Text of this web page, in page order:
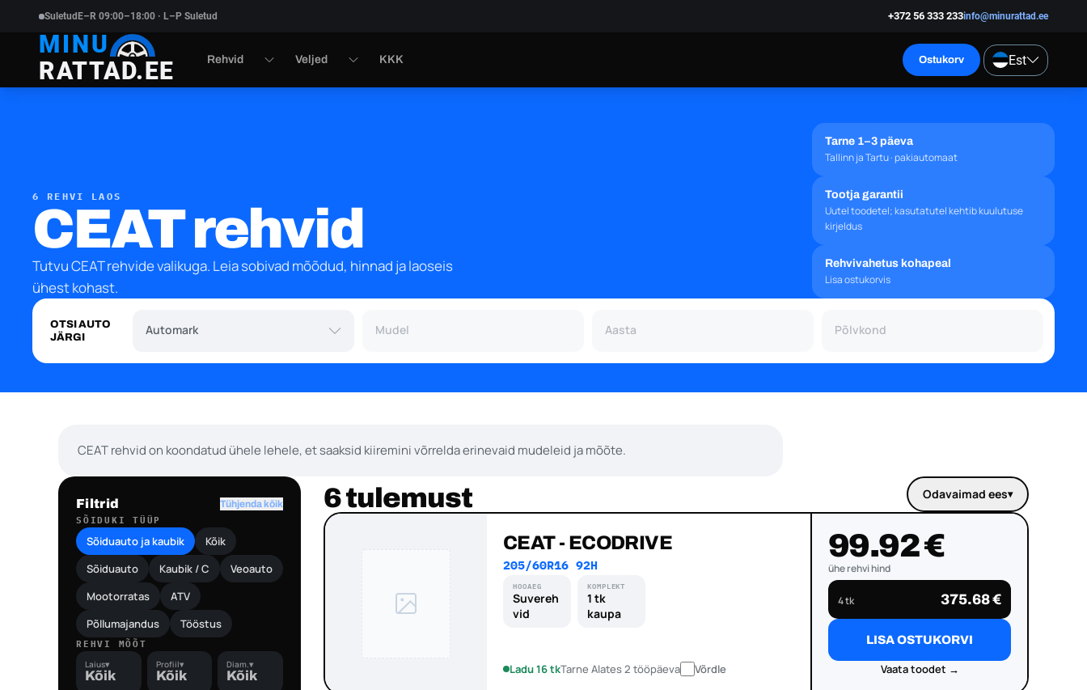
Suletud E–R 09:00–18:00 · L–P Suletud +372 56 333 233info@minurattad.ee
MINU
RATTAD.EE
Rehvid Veljed KKK Ostukorv Est
6 REHVI LAOS
CEAT rehvid
Tutvu CEAT rehvide valikuga. Leia sobivad mõõdud, hinnad ja laoseis
ühest kohast.
Tarne 1–3 päeva
Tallinn ja Tartu · pakiautomaat
Tootja garantii
Uutel toodetel; kasutatutel kehtib kuulutuse
kirjeldus
Rehvivahetus kohapeal
Lisa ostukorvis
OTSI AUTO
JÄRGI
Automark Mudel Aasta Põlvkond
CEAT rehvid on koondatud ühele lehele, et saaksid kiiremini võrrelda erinevaid mudeleid ja mõõte.
Filtrid
Tühjenda kõik
SÕIDUKI TÜÜP
Sõiduauto ja kaubik
Kõik
Sõiduauto
Kaubik / C
Veoauto
Mootorratas
ATV
Põllumajandus
Tööstus
REHVI MÕÕT
Laius▾
Kõik
Profiil▾
Kõik
Diam.▾
Kõik
6 tulemust Järjesta tooted
Odavaimad ees▾
CEAT - ECODRIVE
205/60R16 92H
HOOAEG
Suvereh
vid
KOMPLEKT
1 tk
kaupa
Ladu 16 tkTarne Alates 2 tööpäeva Võrdle
99.92 €
ühe rehvi hind
4 tk 375.68 €
LISA OSTUKORVI
Vaata toodet →